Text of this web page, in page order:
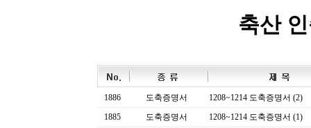
축산
1886 도축증명서
1208~1214 도축증명서 (2)
1885
도축증명서
1208~1214 도축증명서 (1)